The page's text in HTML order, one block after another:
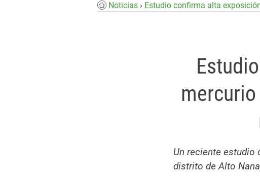
Noticias Estudio confirma alta
Un reciente estudio
distrito de Alto